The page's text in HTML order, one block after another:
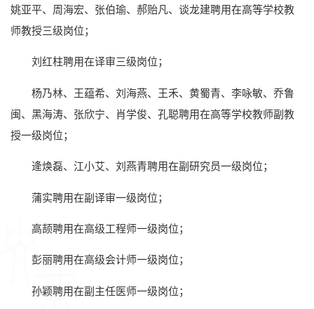
姚亚平、周海宏、张伯瑜、郝贻凡、谈龙建聘用在高等学校教
师教授三级岗位；
刘红柱聘用在译审三级岗位；
杨乃林、王蕴希、刘海燕、王禾、黄蜀青、李咏敏、乔鲁
闽、黑海涛、张欣宁、肖学俊、孔聪聘用在高等学校教师副教
授一级岗位；
逄焕磊、江小艾、刘燕青聘用在副研究员一级岗位；
蒲实聘用在副译审一级岗位；
高颉聘用在高级工程师一级岗位；
彭丽聘用在高级会计师一级岗位；
孙颖聘用在副主任医师一级岗位；